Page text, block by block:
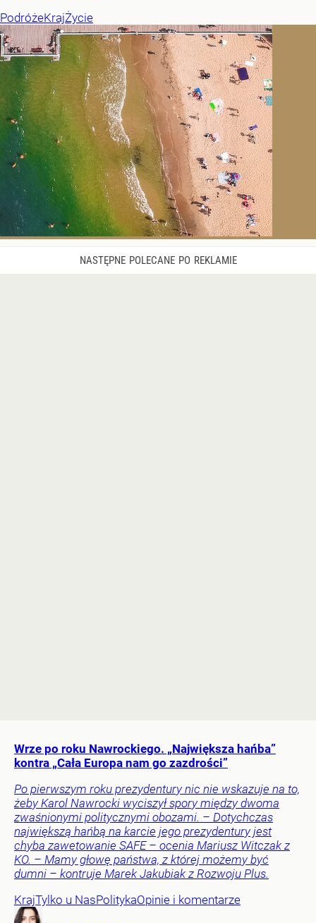
PodróżeKrajŻycie
Wrze po roku Nawrockiego. „Największa hańba”
kontra „Cała Europa nam go zazdrości”
Po pierwszym roku prezydentury nic nie wskazuje na to,
żeby Karol Nawrocki wyciszył spory między dwoma
zwaśnionymi politycznymi obozami. – Dotychczas
największą hańbą na karcie jego prezydentury jest
chyba zawetowanie SAFE – ocenia Mariusz Witczak z
KO. – Mamy głowę państwa, z której możemy być
dumni – kontruje Marek Jakubiak z Rozwoju Plus.
KrajTylko u NasPolitykaOpinie i komentarze